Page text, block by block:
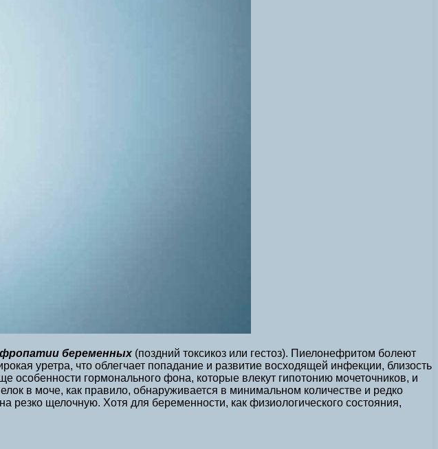
беременных(поздний токсикоз или гестоз). Пиелонефритом болеют
уретра, что облегчает попадание и развитие восходящей инфекции, близость
гормонального фона, которые влекут гипотонию мочеточников, и
в моче, как правило, обнаруживается в минимальном количестве и редко
резко щелочную. Хотя для беременности, как физиологического состояния,